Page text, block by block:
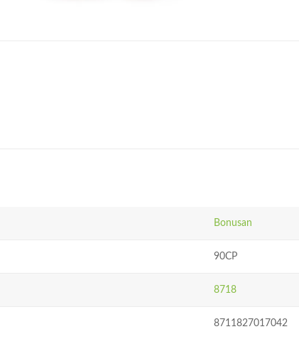
Bonusan
90CP
8718
8711827017042